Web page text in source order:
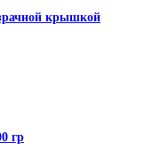
крышкой
гр